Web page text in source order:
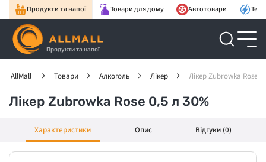
Продукти та напої Товари для дому Автотовари
Продукти та напої
AllMall Товари Алкоголь Лікер Лікер Zubrowka Rose
Лікер Zubrowka Rose 0,5 л 30%
Характеристики Опис Відгуки (0)